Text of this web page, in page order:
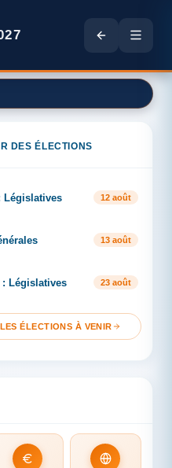
DES ÉLECTIONS
Législatives 12 août
13 août
: Législatives 23 août
ÉLECTIONS À VENIR